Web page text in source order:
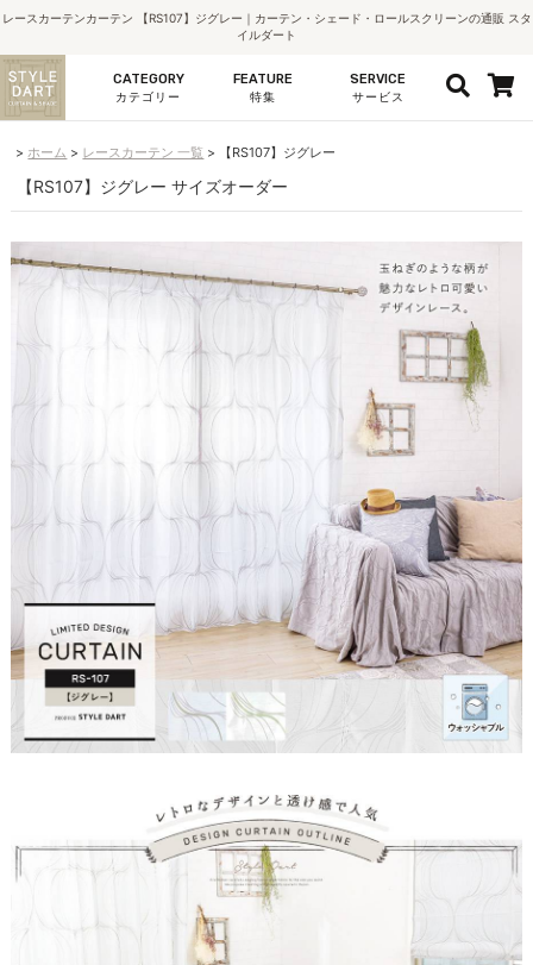
レースカーテンカーテン 【RS107】ジグレー｜カーテン・シェード・ロールスクリーンの通販 スタ
イルダート
CATEGORY
カテゴリー
FEATURE
特集
SERVICE
サービス
ホーム レースカーテン 一覧 【RS107】ジグレー
【RS107】ジグレー サイズオーダー